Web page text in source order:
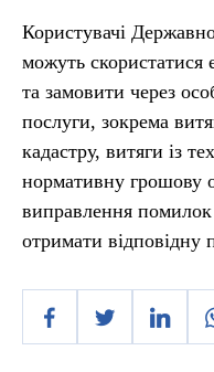
Користувачі
можуть скористатися
та замовити через
послуги, зокрема
кадастру, витяги із
нормативну грошову
виправлення помилок
отримати